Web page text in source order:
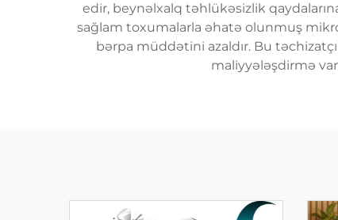
edir, beynəlxalq təhlükəsizlik
sağlam toxumalarla əhatə olunmuş
bərpa müddətini azaldır. Bu
maliyyələşdirmə